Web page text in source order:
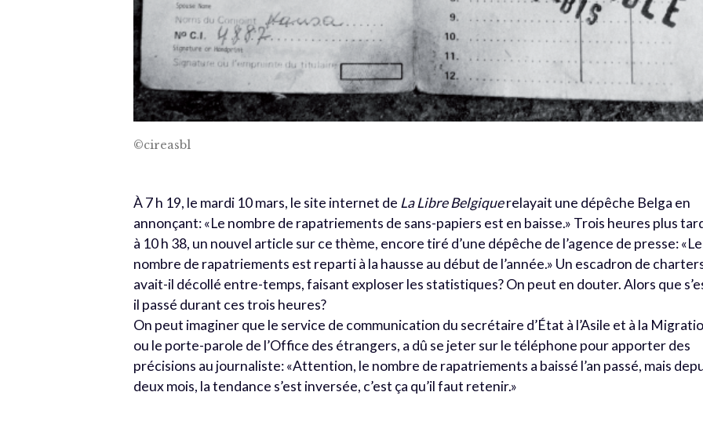
©cireasbl
À 7 h 19, le mardi 10 mars, le site internet de La Libre Belgiquerelayait une dépêche Belga en
annonçant: «Le nombre de rapatriements de sans-papiers est en baisse.» Trois heures plus
à 10 h 38, un nouvel article sur ce thème, encore tiré d’une dépêche de l’agence de presse: «Le
nombre de rapatriements est reparti à la hausse au début de l’année.» Un escadron de
avait-il décollé entre-temps, faisant exploser les statistiques? On peut en douter. Alors que
il passé durant ces trois heures?
On peut imaginer que le service de communication du secrétaire d’État à l’Asile et à la
ou le porte-parole de l’Office des étrangers, a dû se jeter sur le téléphone pour apporter des
précisions au journaliste: «Attention, le nombre de rapatriements a baissé l’an passé, mais
deux mois, la tendance s’est inversée, c’est ça qu’il faut retenir.»